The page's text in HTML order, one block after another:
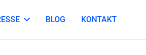
BLOG KONTAKT